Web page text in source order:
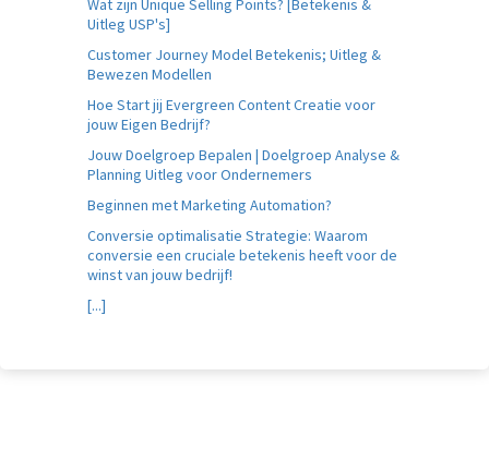
Wat zijn Unique Selling Points? [Betekenis &
Uitleg USP's]
Customer Journey Model Betekenis; Uitleg &
Bewezen Modellen
Hoe Start jij Evergreen Content Creatie voor
jouw Eigen Bedrijf?
Jouw Doelgroep Bepalen | Doelgroep Analyse &
Planning Uitleg voor Ondernemers
Beginnen met Marketing Automation?
Conversie optimalisatie Strategie: Waarom
conversie een cruciale betekenis heeft voor de
winst van jouw bedrijf!
[...]